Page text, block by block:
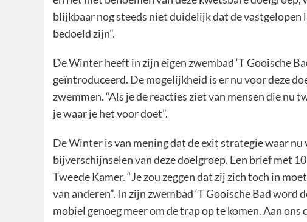
blijkbaar nog steeds niet duidelijk dat de
bedoeld zijn”.
De Winter heeft in zijn eigen zwembad ‘T Gooische
geïntroduceerd. De mogelijkheid is er nu voor deze
zwemmen. “Als je de reacties ziet van mensen die nu
je waar je het voor doet”.
De Winter is van mening dat de exit strategie waar
bijverschijnselen van deze doelgroep. Een brief met
Tweede Kamer. “Je zou zeggen dat zij zich toch in
van anderen”. In zijn zwembad ‘T Gooische Bad
mobiel genoeg meer om de trap op te komen. Aan